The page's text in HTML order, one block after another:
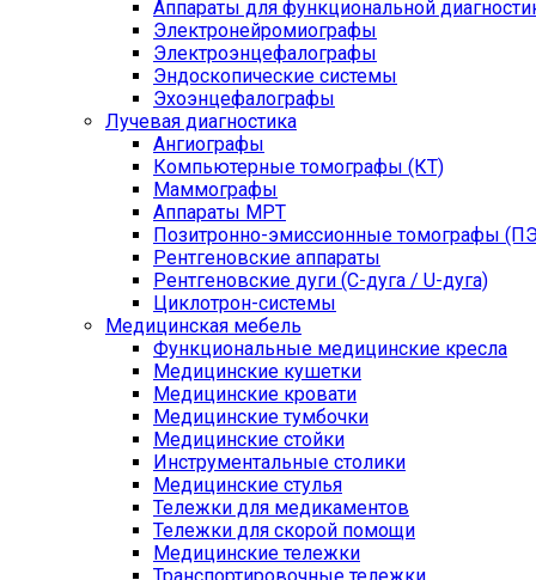
Аппараты для функциональной
Электронейромиографы
Электроэнцефалографы
Эндоскопические системы
Эхоэнцефалографы
Лучевая диагностика
Ангиографы
Компьютерные томографы (КТ)
Маммографы
Аппараты МРТ
Позитронно-эмиссионные томографы
Рентгеновские аппараты
Рентгеновские дуги (С-дуга / U-дуга)
Циклотрон-системы
Медицинская мебель
Функциональные медицинские кресла
Медицинские кушетки
Медицинские кровати
Медицинские тумбочки
Медицинские стойки
Инструментальные столики
Медицинские стулья
Тележки для медикаментов
Тележки для скорой помощи
Медицинские тележки